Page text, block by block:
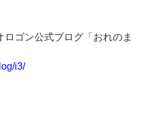
ゴン公式ブログ「おれのま
i3/